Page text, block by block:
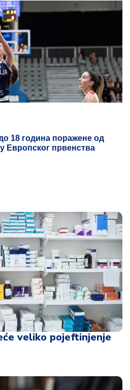
18 година поражене од
Европског првенства
veliko pojeftinjenje